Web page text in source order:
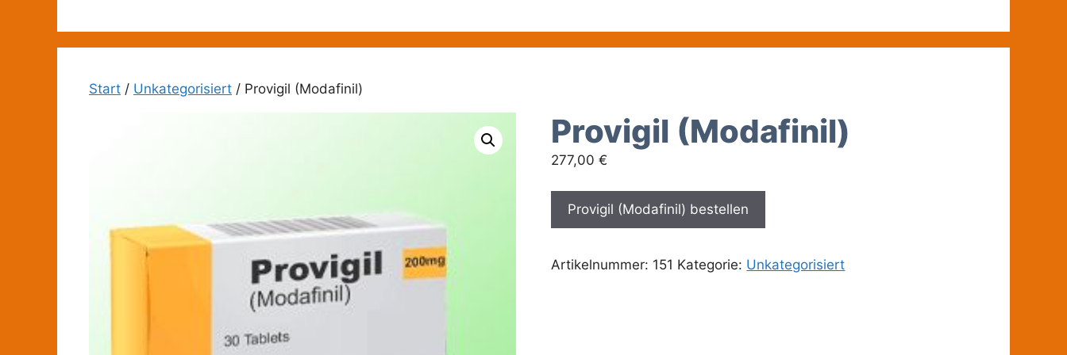
Start / Unkategorisiert / Provigil (Modafinil)
Provigil (Modafinil)
277,00€
Provigil (Modafinil) bestellen
Artikelnummer: 151 Kategorie: Unkategorisiert